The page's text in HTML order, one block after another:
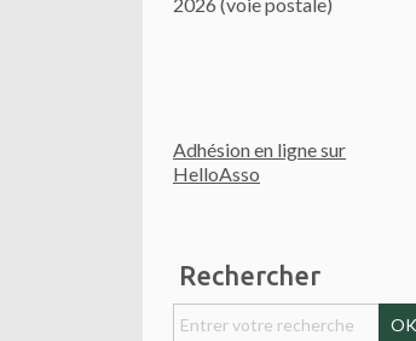
2026 (voie postale)
Adhésion en ligne sur
HelloAsso
Rechercher